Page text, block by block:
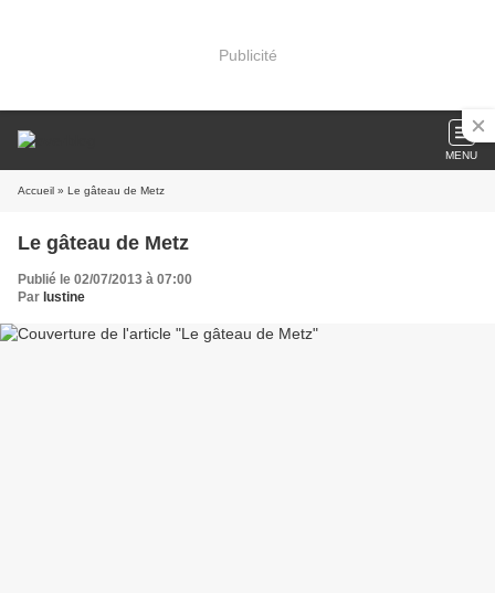
Publicité
MENU
Accueil » Le gâteau de Metz
Le gâteau de Metz
Publié le 02/07/2013 à 07:00
Par lustine